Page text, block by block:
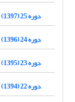
دوره 25 (1397)
دوره 24 (1396)
دوره 23 (1395)
دوره 22 (1394)